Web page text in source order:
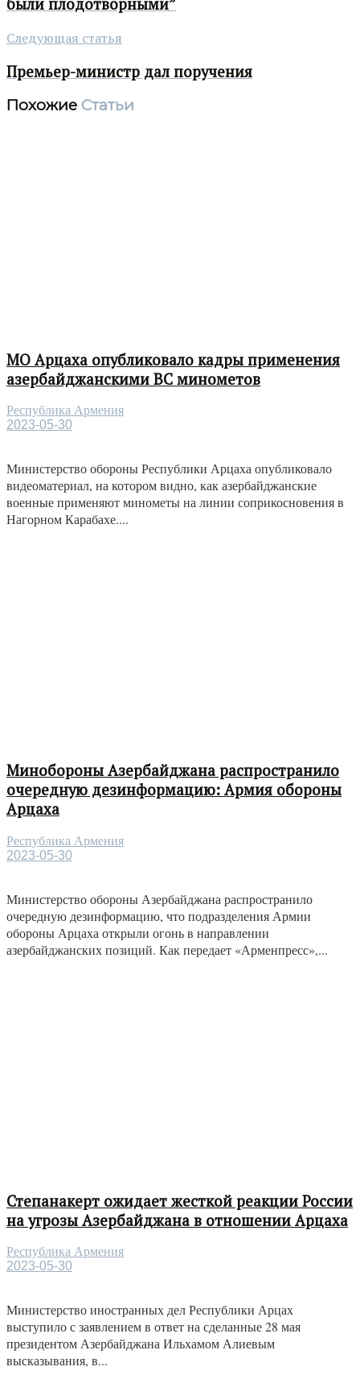
были плодотворными”
Следующая статья
Премьер-министр дал поручения
Похожие Статьи
МО Арцаха опубликовало кадры применения
азербайджанскими ВС минометов
Республика Армения
2023-05-30
Министерство обороны Республики Арцаха опубликовало
видеоматериал, на котором видно, как азербайджанские
военные применяют минометы на линии соприкосновения в
Нагорном Карабахе....
Минобороны Азербайджана распространило
очередную дезинформацию: Армия обороны
Арцаха
Республика Армения
2023-05-30
Министерство обороны Азербайджана распространило
очередную дезинформацию, что подразделения Армии
обороны Арцаха открыли огонь в направлении
азербайджанских позиций. Как передает «Арменпресс»,...
Степанакерт ожидает жесткой реакции России
на угрозы Азербайджана в отношении Арцаха
Республика Армения
2023-05-30
Министерство иностранных дел Республики Арцах
выступило с заявлением в ответ на сделанные 28 мая
президентом Азербайджана Ильхамом Алиевым
высказывания, в...